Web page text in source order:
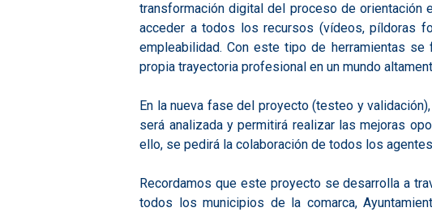
transformación digital del proceso de orientación
acceder a todos los recursos (vídeos, píldoras
empleabilidad. Con este tipo de herramientas
propia trayectoria profesional en un mundo
En la nueva fase del proyecto (testeo y
será analizada y permitirá realizar las mejoras
ello, se pedirá la colaboración de todos los
Recordamos que este proyecto se desarrolla a
todos los municipios de la comarca,